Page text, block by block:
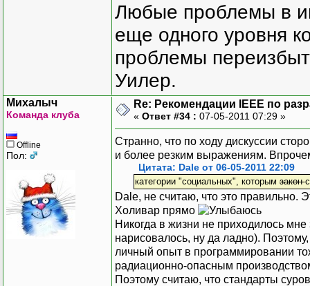
Любые проблемы в
еще одного уровня
проблемы
Уилер.
Михалыч
Команда клуба
Offline
Пол:
Re: Рекомендации IEEE по
« Ответ #34 : 07-05-2011 07:29 »
Странно, что по ходу дискуссии
и более резким выражениям.
Цитата: Dale от 06-05-2011 22:09
категории "социальных", которымзакон
Dale, не считаю, что это правильно.
Холивар прямо
Никогда в жизни не приходилось
нарисовалось, ну да ладно).
личный опыт в программировании
радиационно-опасным
Поэтому считаю, что стандарты